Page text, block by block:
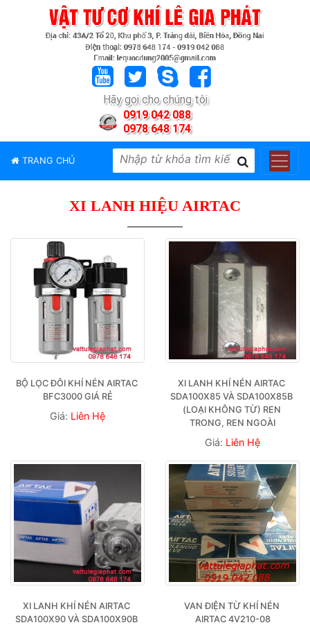
Hãy gọi cho chúng tôi
0919 042 088
0978 648 174
TRANG CHỦ
PHẨM
HIỆU
XI LANH HIỆU AIRTAC
BỘ LỌC ĐÔI KHÍ NÉN AIRTAC
BFC3000 GIÁ RẺ
Giá: Liên Hệ
XI LANH KHÍ NÉN AIRTAC
SDA100X85 VÀ SDA100X85B
(LOẠI KHÔNG TỪ) REN
TRONG, REN NGOÀI
Giá: Liên Hệ
XI LANH KHÍ NÉN AIRTAC
SDA100X90 VÀ SDA100X90B
VAN ĐIỆN TỪ KHÍ NÉN
AIRTAC 4V210-08